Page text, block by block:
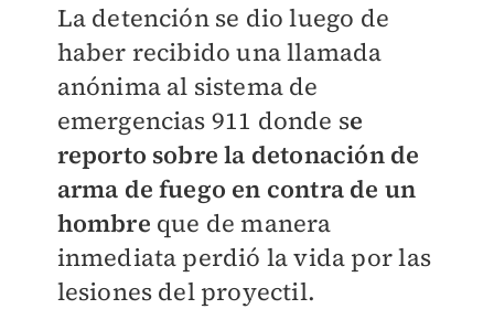
La detención se dio luego de
haber recibido una llamada
anónima al sistema de
emergencias 911 donde se
reporto sobre la detonación de
arma de fuego en contra de un
hombre que de manera
inmediata perdió la vida por las
lesiones del proyectil.